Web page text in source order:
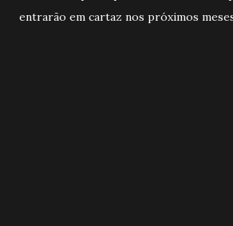
entrarão em cartaz nos próximos